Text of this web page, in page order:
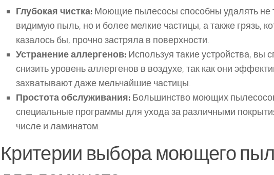
Глубокая чистка: Моющие пылесосы способны удалять не
видимую пыль, но и более мелкие частицы, а также грязь,
казалось бы, прочно застряла в поверхности.
Устранение аллергенов: Используя такие устройства, вы
снизить уровень аллергенов в воздухе, так как они
захватывают даже мельчайшие частицы.
Простота обслуживания: Большинство моющих
специальные программы для ухода за различными
числе и ламинатом.
Критерии выбора моющего